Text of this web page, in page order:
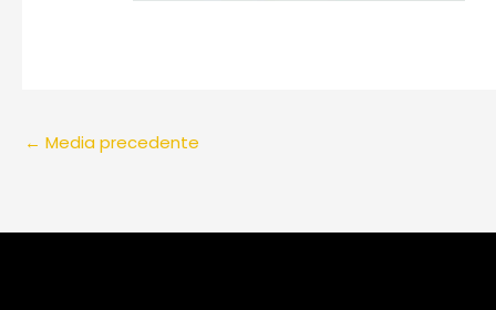
← Media precedente